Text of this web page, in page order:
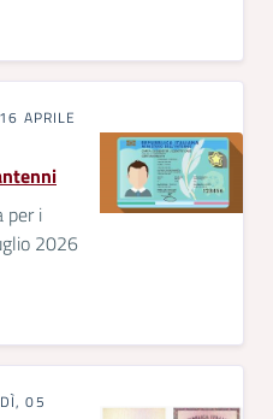
APRILE
per i
2026
05